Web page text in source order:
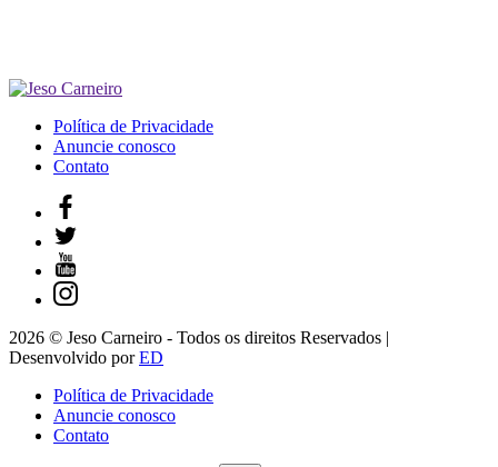
Política de Privacidade
Anuncie conosco
Contato
2026 © Jeso Carneiro - Todos os direitos Reservados |
Desenvolvido porED
Política de Privacidade
Anuncie conosco
Contato